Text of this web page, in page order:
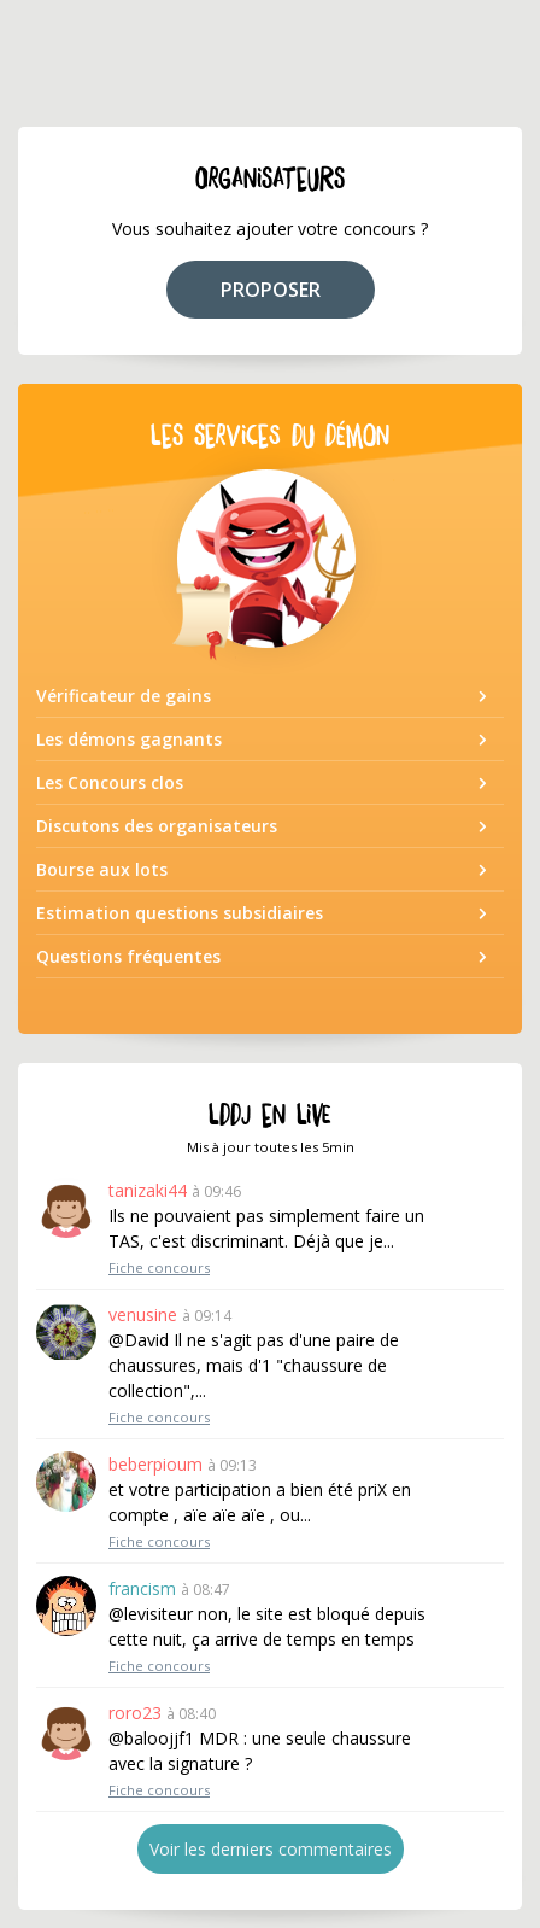
ORGANISATEURS
Vous souhaitez ajouter votre concours ?
PROPOSER
LES SERVICES DU DÉMON
Vérificateur de gains
Les démons gagnants
Les Concours clos
Discutons des organisateurs
Bourse aux lots
Estimation questions subsidiaires
Questions fréquentes
LDDJ EN LIVE
Mis à jour toutes les 5min
tanizaki44 à 09:46
Ils ne pouvaient pas simplement faire un
TAS, c'est discriminant. Déjà que je...
Fiche concours
venusine à 09:14
@David Il ne s'agit pas d'une paire de
chaussures, mais d'1 "chaussure de
collection",...
Fiche concours
beberpioum à 09:13
et votre participation a bien été priX en
compte , aïe aïe aïe , ou...
Fiche concours
francism à 08:47
@levisiteur non, le site est bloqué depuis
cette nuit, ça arrive de temps en temps
Fiche concours
roro23 à 08:40
@baloojjf1 MDR : une seule chaussure
avec la signature ?
Fiche concours
Voir les derniers commentaires